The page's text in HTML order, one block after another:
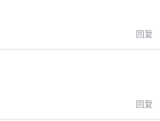
回复
回复